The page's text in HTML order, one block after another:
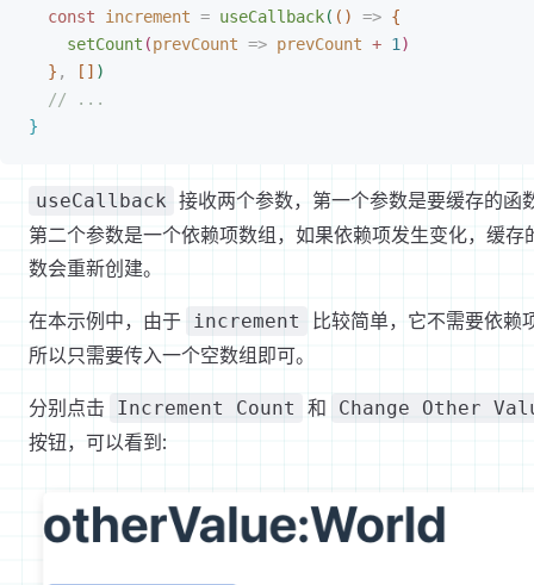
const increment = useCallback( ( ) => {
setCount (prevCount => prevCount + 1 )
} , [ ] )
// ...
}
useCallback 接收两个参数，第一个参数是要缓存的函
第二个参数是一个依赖项数组，如果依赖项发生变化，缓存
数会重新创建。
在本示例中，由于 increment
比较简单，它不需要依赖
所以只需要传入一个空数组即可。
分别点击 Increment Count 和 Change Other
按钮，可以看到: